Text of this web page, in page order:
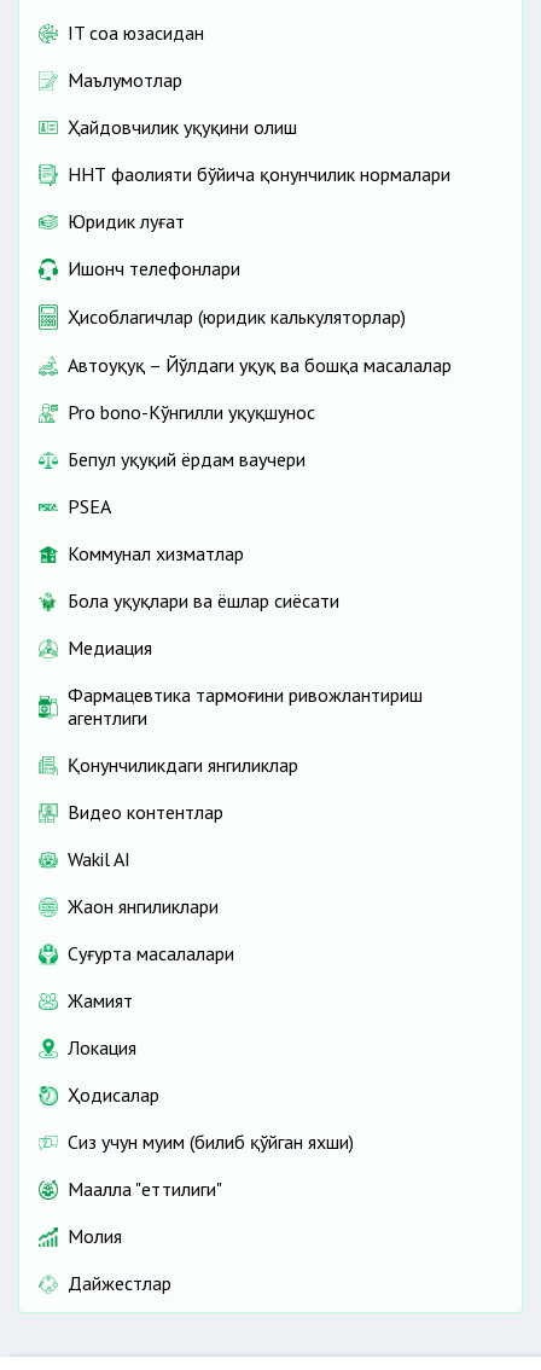
IT соҳа юзасидан
Маълумотлар
Ҳайдовчилик ҳуқуқини олиш
ННТ фаолияти бўйича қонунчилик нормалари
Юридик луғат
Ишонч телефонлари
Ҳисоблагичлар (юридик калькуляторлар)
Автоҳуқуқ – Йўлдаги ҳуқуқ ва бошқа масалалар
Pro bono-Кўнгилли ҳуқуқшунос
Бепул ҳуқуқий ёрдам ваучери
PSEA
Коммунал хизматлар
Бола ҳуқуқлари ва ёшлар сиёсати
Медиация
Фармацевтика тармоғини ривожлантириш
агентлиги
Қонунчиликдаги янгиликлар
Видео контентлар
Wakil AI
Жаҳон янгиликлари
Cуғурта масалалари
Жамият
Локация
Ҳодисалар
Сиз учун муҳим (билиб қўйган яхши)
Маҳалла "еттилиги"
Молия
Дайжестлар